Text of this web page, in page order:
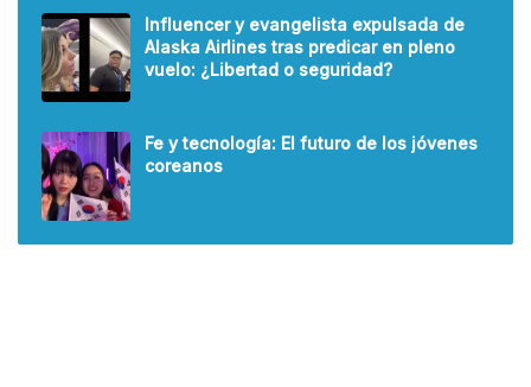
Influencer y evangelista expulsada de
Alaska Airlines tras predicar en pleno
vuelo: ¿Libertad o seguridad?
Fe y tecnología: El futuro de los jóvenes
coreanos